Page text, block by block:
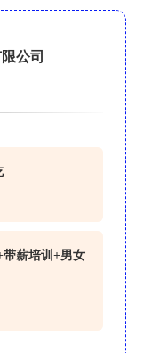
公司
薪培训+男女